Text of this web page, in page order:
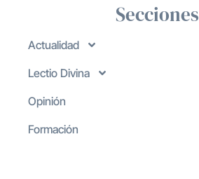
Secciones
Actualidad
Lectio Divina
Opinión
Formación